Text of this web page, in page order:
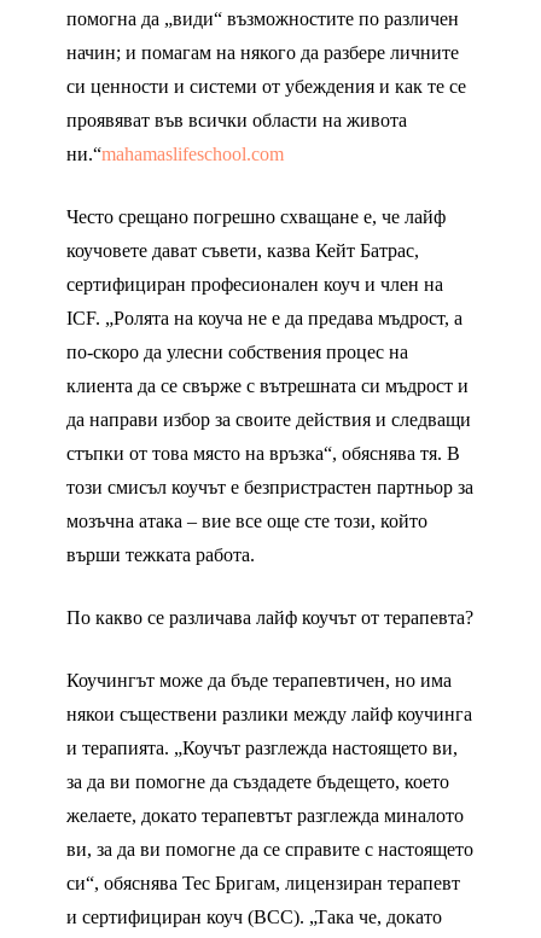
помогна да „види“ възможностите по различен
начин; и помагам на някого да разбере личните
си ценности и системи от убеждения и как те се
проявяват във всички области на живота
ни.“mahamaslifeschool.com
Често срещано погрешно схващане е, че лайф
коучовете дават съвети, казва Кейт Батрас,
сертифициран професионален коуч и член на
ICF. „Ролята на коуча не е да предава мъдрост, а
по-скоро да улесни собствения процес на
клиента да се свърже с вътрешната си мъдрост и
да направи избор за своите действия и следващи
стъпки от това място на връзка“, обяснява тя. В
този смисъл коучът е безпристрастен партньор за
мозъчна атака – вие все още сте този, който
върши тежката работа.
По какво се различава лайф коучът от терапевта?
Коучингът може да бъде терапевтичен, но има
някои съществени разлики между лайф коучинга
и терапията. „Коучът разглежда настоящето ви,
за да ви помогне да създадете бъдещето, което
желаете, докато терапевтът разглежда миналото
ви, за да ви помогне да се справите с настоящето
си“, обяснява Тес Бригам, лицензиран терапевт
и сертифициран коуч (BCC). „Така че, докато